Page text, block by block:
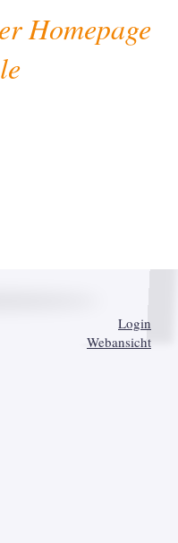
Homepage
Login
Webansicht